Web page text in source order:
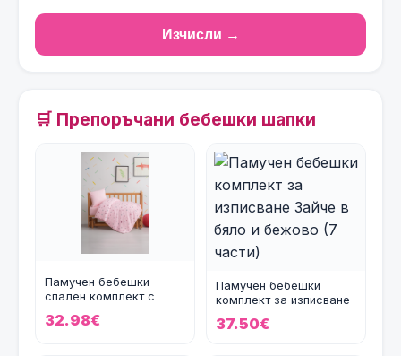
Изчисли →
🛒 Препоръчани бебешки шапки
Памучен бебешки
спален комплект с
Stars в
32.98€
Памучен бебешки
комплект за изписване
37.50€